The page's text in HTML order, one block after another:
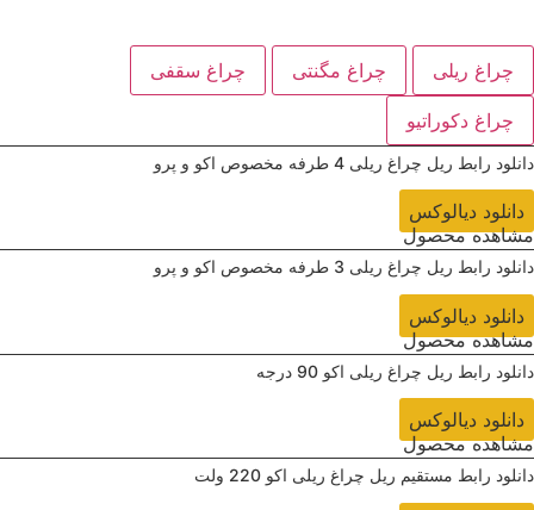
چراغ ریلی چراغ مگنتی چراغ سقفی
چراغ دکوراتیو
دانلود ‌رابط ریل چراغ ریلی 4 طرفه مخصوص اکو و پرو
دانلود دیالوکس
مشاهده محصول
دانلود ‌رابط ریل چراغ ریلی 3 طرفه مخصوص اکو و پرو
دانلود دیالوکس
مشاهده محصول
دانلود ‌رابط ریل چراغ ریلی اکو 90 درجه
دانلود دیالوکس
مشاهده محصول
دانلود ‌رابط مستقیم ریل چراغ ریلی اکو 220 ولت